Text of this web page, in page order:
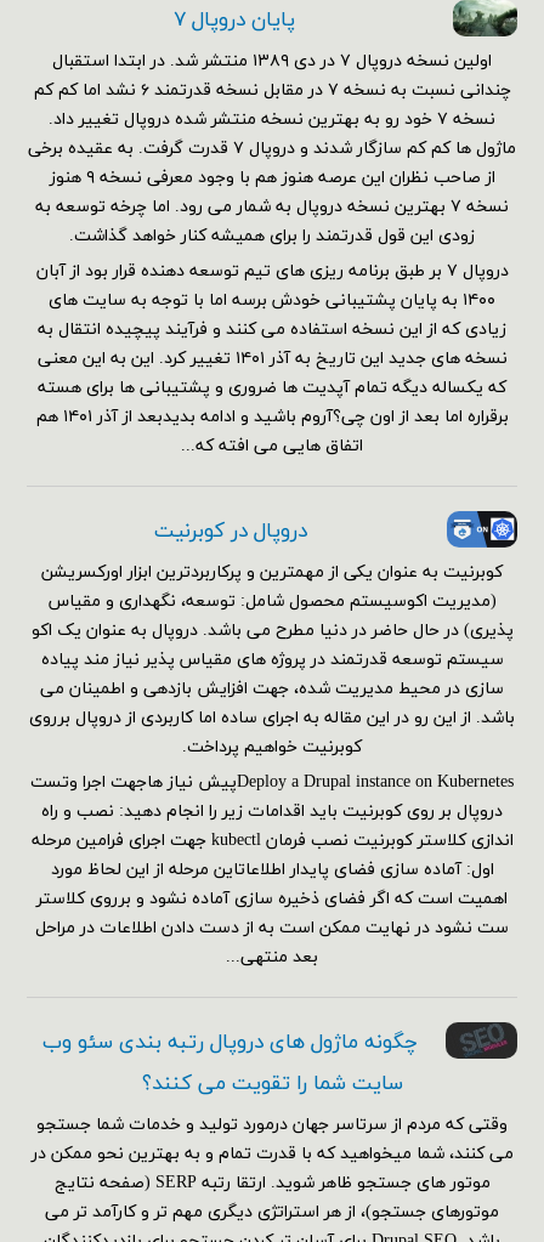
پایان دروپال ۷
اولین نسخه دروپال ۷ در دی ۱۳۸۹ منتشر شد. در ابتدا استقبال
چندانی نسبت به نسخه ۷ در مقابل نسخه قدرتمند ۶ نشد اما کم کم
نسخه ۷ خود رو به بهترین نسخه منتشر شده دروپال تغییر داد.
ماژول ها کم کم سازگار شدند و دروپال ۷ قدرت گرفت. به عقیده برخی
از صاحب نظران این عرصه هنوز هم با وجود معرفی نسخه ۹ هنوز
نسخه ۷ بهترین نسخه دروپال به شمار می رود. اما چرخه توسعه به
زودی این قول قدرتمند را برای همیشه کنار خواهد گذاشت.
دروپال ۷ بر طبق برنامه ریزی های تیم توسعه دهنده قرار بود از آبان
۱۴۰۰ به پایان پشتیبانی خودش برسه اما با توجه به سایت های
زیادی که از این نسخه استفاده می کنند و فرآیند پیچیده انتقال به
نسخه های جدید این تاریخ به آذر ۱۴۰۱ تغییر کرد. این به این معنی
که یکساله دیگه تمام آپدیت ها ضروری و پشتیبانی ها برای هسته
برقراره اما بعد از اون چی؟آروم باشید و ادامه بدیدبعد از آذر ۱۴۰۱ هم
اتفاق هایی می افته که...
دروپال در کوبرنیت
کوبرنیت به عنوان یکی از مهمترین و پرکاربردترین ابزار اورکسریشن
(مدیریت اکوسیستم محصول شامل: توسعه، نگهداری و مقیاس
پذیری) در حال حاضر در دنیا مطرح می باشد. دروپال به عنوان یک اکو
سیستم توسعه قدرتمند در پروژه های مقیاس پذیر نیاز مند پیاده
سازی در محیط مدیریت شده، جهت افزایش بازدهی و اطمینان می
باشد. از این رو در این مقاله به اجرای ساده اما کاربردی از دروپال برروی
کوبرنیت خواهیم پرداخت.
Deploy a Drupal instance on Kubernetesپیش نیاز هاجهت اجرا وتست
دروپال بر روی کوبرنیت باید اقدامات زیر را انجام دهید: نصب و راه
اندازی کلاستر کوبرنیت نصب فرمان kubectl جهت اجرای فرامین مرحله
اول: آماده سازی فضای پایدار اطلاعاتاین مرحله از این لحاظ مورد
اهمیت است که اگر فضای ذخیره سازی آماده نشود و برروی کلاستر
ست نشود در نهایت ممکن است به از دست دادن اطلاعات در مراحل
بعد منتهی...
چگونه ماژول های دروپال رتبه بندی سئو وب
سایت شما را تقویت می کنند؟
وقتی که مردم از سرتاسر جهان درمورد تولید و خدمات شما جستجو
می کنند، شما میخواهید که با قدرت تمام و به بهترین نحو ممکن در
موتور های جستجو ظاهر شوید. ارتقا رتبه SERP (صفحه نتایج
موتورهای جستجو)، از هر استراتژی دیگری مهم تر و کارآمد تر می